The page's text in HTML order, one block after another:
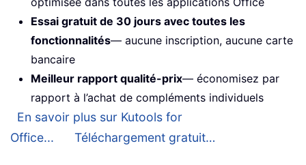
Essai gratuit de 30 jours avec toutes les
fonctionnalités— aucune inscription, aucune carte
bancaire
Meilleur rapport qualité-prix— économisez par
rapport à l’achat de compléments individuels
En savoir plus sur Kutools for
Office...
Téléchargement gratuit…